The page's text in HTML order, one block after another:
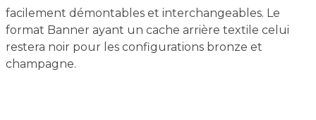
facilement démontables et interchangeables. Le
format Banner ayant un cache arrière textile celui
restera noir pour les configurations bronze et
champagne.